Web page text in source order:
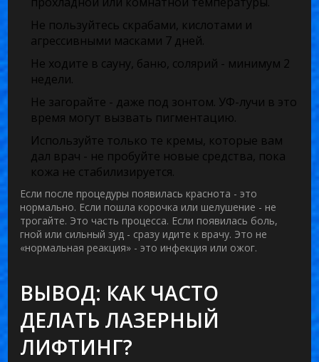
Не пользуйтесь скрабами, кислотами и
агрессивными масками 7 дней.
Не ходите в сауну, баню, солярий - минимум 2
недели.
Не загорайте - даже под зонтом. УФ-лучи в это
время могут вызвать пигментацию.
Используйте только те кремы, которые вам
дал врач - не пробуйте новые средства, пока
кожа не стабилизируется.
Если после процедуры появилась краснота - это
нормально. Если пошла корочка или шелушение - не
трогайте. Это часть процесса. Если появилась боль,
гной или сильный зуд - сразу идите к врачу. Это не
«нормальная реакция» - это инфекция или ожог.
ВЫВОД: КАК ЧАСТО
ДЕЛАТЬ ЛАЗЕРНЫЙ
ЛИФТИНГ?